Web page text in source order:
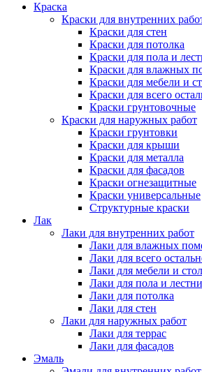
Краска
Краски для внутренних
Краски для стен
Краски для потолка
Краски для пола и
Краски для влажных
Краски для мебели и
Краски для всего
Краски грунтовочные
Краски для наружных работ
Краски грунтовки
Краски для крыши
Краски для металла
Краски для фасадов
Краски огнезащитные
Краски универсальные
Структурные краски
Лак
Лаки для внутренних работ
Лаки для влажных
Лаки для всего
Лаки для мебели и
Лаки для пола и
Лаки для потолка
Лаки для стен
Лаки для наружных работ
Лаки для террас
Лаки для фасадов
Эмаль